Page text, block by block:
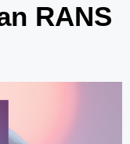
RANS